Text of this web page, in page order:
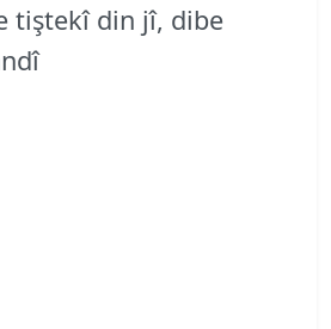
tiştekî din jî, dibe